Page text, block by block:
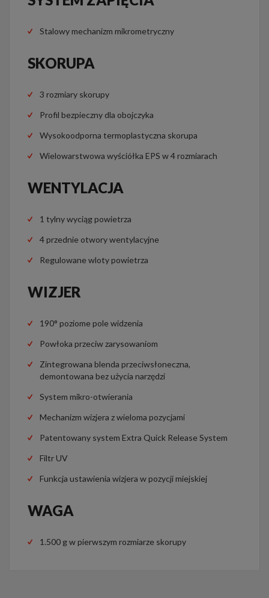
Stalowy mechanizm mikrometryczny
SKORUPA
3 rozmiary skorupy
Profil bezpieczny dla obojczyka
Wysokoodporna termoplastyczna skorupa
Wielowarstwowa wyściółka EPS w 4 rozmiarach
WENTYLACJA
1 tylny wyciąg powietrza
4 przednie otwory wentylacyjne
Regulowane wloty powietrza
WIZJER
190° poziome pole widzenia
Powłoka przeciw zarysowaniom
Zintegrowana blenda przeciwsłoneczna,
demontowana bez użycia narzędzi
System mikro-otwierania
Mechanizm wizjera z wieloma pozycjami
Patentowany system Extra Quick Release System
Filtr UV
Funkcja ustawienia wizjera w pozycji miejskiej
WAGA
1.500 g w pierwszym rozmiarze skorupy